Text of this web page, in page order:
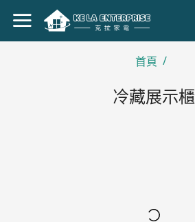
首頁 /
冷藏展示櫃